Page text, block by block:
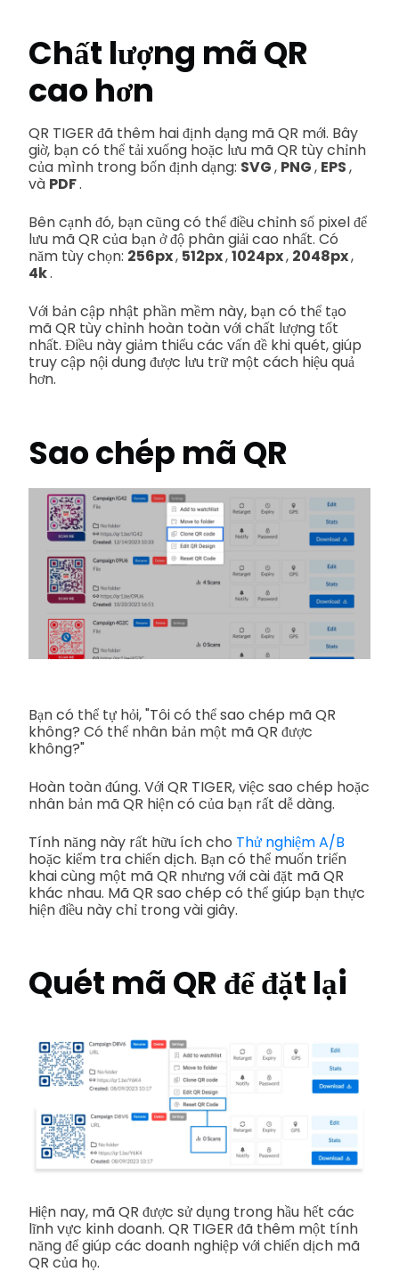
Chất lượng mã QR
cao hơn
QR TIGER đã thêm hai định dạng mã QR mới. Bây
giờ, bạn có thể tải xuống hoặc lưu mã QR tùy chỉnh
của mình trong bốn định dạng: SVG, PNG, EPS,
và PDF.
Bên cạnh đó, bạn cũng có thể điều chỉnh số pixel để
lưu mã QR của bạn ở độ phân giải cao nhất. Có
năm tùy chọn: 256px, 512px,1024px, 2048px,
4k.
Với bản cập nhật phần mềm này, bạn có thể tạo
mã QR tùy chỉnh hoàn toàn với chất lượng tốt
nhất. Điều này giảm thiểu các vấn đề khi quét, giúp
truy cập nội dung được lưu trữ một cách hiệu quả
hơn.
Sao chép mã QR
Bạn có thể tự hỏi, "Tôi có thể sao chép mã QR
không? Có thể nhân bản một mã QR được
không?"
Hoàn toàn đúng. Với QR TIGER, việc sao chép hoặc
nhân bản mã QR hiện có của bạn rất dễ dàng.
Tính năng này rất hữu ích cho Thử nghiệm A/B
hoặc kiểm tra chiến dịch. Bạn có thể muốn triển
khai cùng một mã QR nhưng với cài đặt mã QR
khác nhau. Mã QR sao chép có thể giúp bạn thực
hiện điều này chỉ trong vài giây.
Quét mã QR để đặt lại
Hiện nay, mã QR được sử dụng trong hầu hết các
lĩnh vực kinh doanh. QR TIGER đã thêm một tính
năng để giúp các doanh nghiệp với chiến dịch mã
QR của họ.